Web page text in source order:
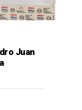
Juan